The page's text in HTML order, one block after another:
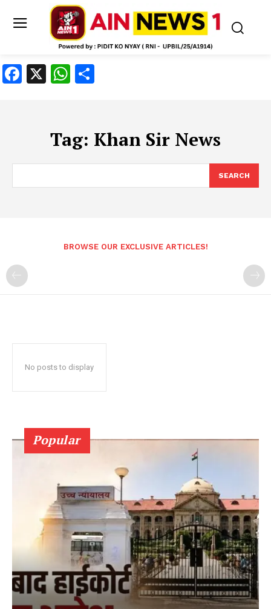
Facebook
X WhatsApp
Tag: Khan Sir News
SEARCH
BROWSE OUR EXCLUSIVE ARTICLES!
No posts to display
Popular